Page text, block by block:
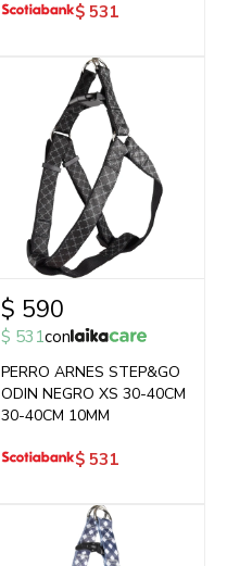
$ 531
$ 590
$ 531con
PERRO ARNES STEP&GO
ODIN NEGRO XS 30-40CM
30-40CM 10MM
$ 531